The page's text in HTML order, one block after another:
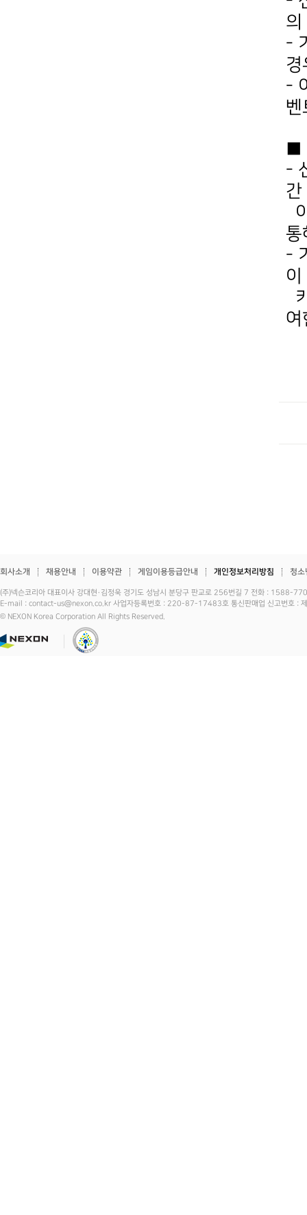
의
-
경
-
벤
■
-
간
통
-
이
여
회사소개 채용안내 이용약관 게임이용등급안내 개인정보처리방침 청소
(주)넥슨코리아 대표이사 강대현·김정욱 경기도 성남시 분당구 판교로 256번길 7 전화 :
E-mail : contact-us@nexon.co.kr 사업자등록번호 : 220-87-17483호 통신판매업 신고번호 :
© NEXON Korea Corporation All Rights Reserved.